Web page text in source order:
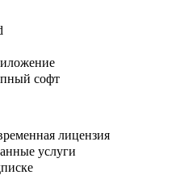
софт
лицензия
услуги